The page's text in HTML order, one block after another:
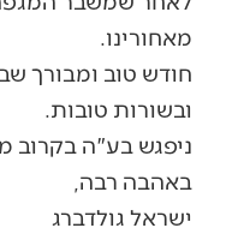
מאחורינו.
חודש טוב ומבורך
ובשורות טובות.
ניפגש בע"ה בקרוב
באהבה רבה,
ישראל גולדברג